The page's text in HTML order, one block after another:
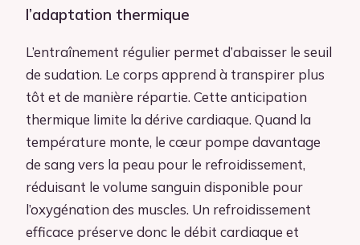
l’adaptation thermique
L’entraînement régulier permet d’abaisser le seuil
de sudation. Le corps apprend à transpirer plus
tôt et de manière répartie. Cette anticipation
thermique limite la dérive cardiaque. Quand la
température monte, le cœur pompe davantage
de sang vers la peau pour le refroidissement,
réduisant le volume sanguin disponible pour
l’oxygénation des muscles. Un refroidissement
efficace préserve donc le débit cardiaque et